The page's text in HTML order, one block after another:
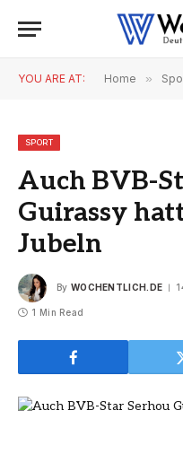
YOU ARE AT: Home »
SPORT
Auch BVB-
Guirassy
Jubeln
By WOCHENTLICH.DE
1 Min Read